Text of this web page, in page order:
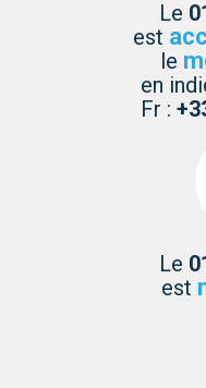
Le
est
le
en
Fr :
Le
est